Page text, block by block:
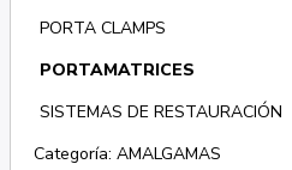
PORTA CLAMPS
PORTAMATRICES
SISTEMAS DE RESTAURACIÓN
Categoría: AMALGAMAS